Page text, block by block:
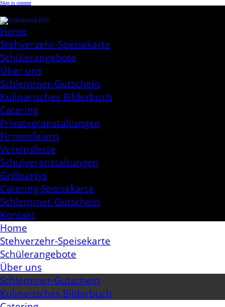
Skip to content
Home
Stehverzehr-Speisekarte
Schülerangebote
Über uns
Schlemmer-Gutschein
Kulinarisches Bilderbuch
Catering
Privatveranstaltungen
Firmenfeiern
Vereinsfeste
Schulveranstaltungen
Grillpartys
Catering-Speisekarte
Schlemmer-Gutschein
Kontakt
Home
Stehverzehr-Speisekarte
Schülerangebote
Über uns
Schlemmer-Gutschein
Kulinarisches Bilderbuch